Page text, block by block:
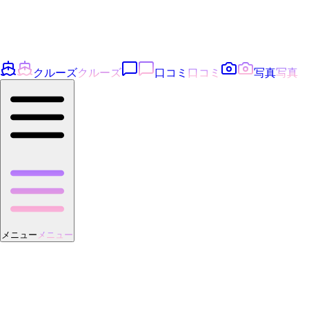
クルーズクルーズ 口コミ 口コミ 写真写真
メニュー メニュー